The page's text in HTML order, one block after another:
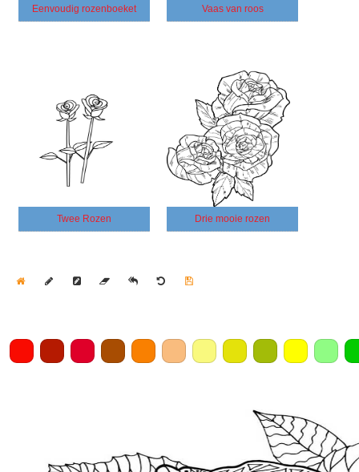
Eenvoudig rozenboeket Vaas van roos
Twee Rozen Drie mooie rozen